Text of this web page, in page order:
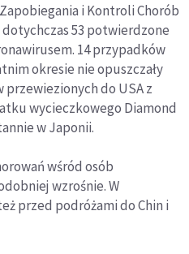
i Kontroli Chorób
dotychczas 53 potwierdzone
14 przypadków
okresie nie opuszczały
przewiezionych do USA z
wycieczkowego Diamond
w Japonii.
wśród osób
wzrośnie. W
przed podróżami do Chin i